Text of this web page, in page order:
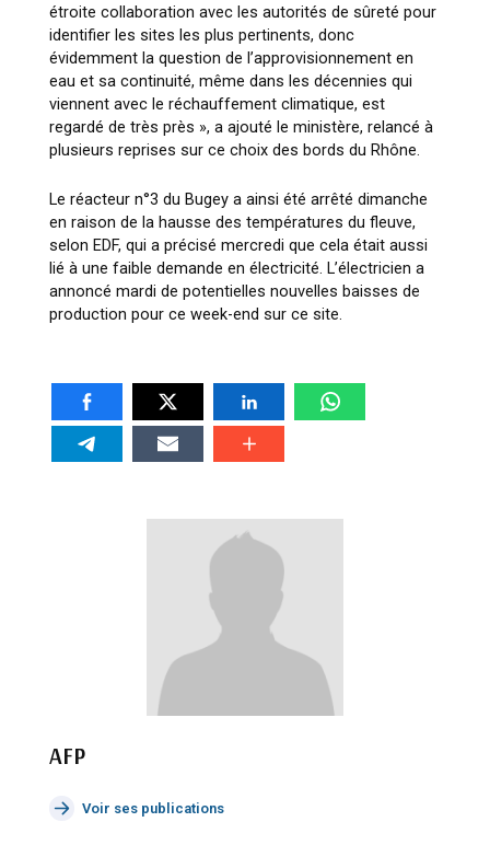
étroite collaboration avec les autorités de sûreté pour
identifier les sites les plus pertinents, donc
évidemment la question de l’approvisionnement en
eau et sa continuité, même dans les décennies qui
viennent avec le réchauffement climatique, est
regardé de très près », a ajouté le ministère, relancé à
plusieurs reprises sur ce choix des bords du Rhône.
Le réacteur n°3 du Bugey a ainsi été arrêté dimanche
en raison de la hausse des températures du fleuve,
selon EDF, qui a précisé mercredi que cela était aussi
lié à une faible demande en électricité. L’électricien a
annoncé mardi de potentielles nouvelles baisses de
production pour ce week-end sur ce site.
AFP
Voir ses publications